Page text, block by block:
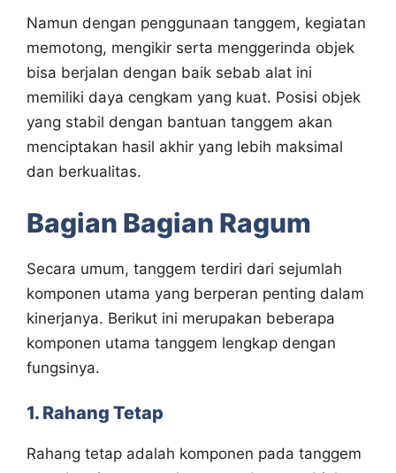
Namun dengan penggunaan tanggem, kegiatan
memotong, mengikir serta menggerinda objek
bisa berjalan dengan baik sebab alat ini
memiliki daya cengkam yang kuat. Posisi objek
yang stabil dengan bantuan tanggem akan
menciptakan hasil akhir yang lebih maksimal
dan berkualitas.
Bagian Bagian Ragum
Secara umum, tanggem terdiri dari sejumlah
komponen utama yang berperan penting dalam
kinerjanya. Berikut ini merupakan beberapa
komponen utama tanggem lengkap dengan
fungsinya.
1. Rahang Tetap
Rahang tetap adalah komponen pada tanggem